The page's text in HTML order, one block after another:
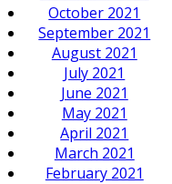
October 2021
September 2021
August 2021
July 2021
June 2021
May 2021
April 2021
March 2021
February 2021